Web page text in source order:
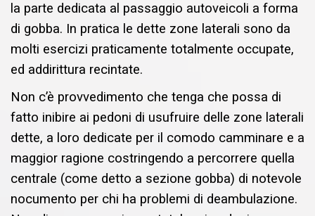
la parte dedicata al passaggio autoveicoli a forma
di gobba. In pratica le dette zone laterali sono da
molti esercizi praticamente totalmente occupate,
ed addirittura recintate.
Non c’è provvedimento che tenga che possa di
fatto inibire ai pedoni di usufruire delle zone laterali
dette, a loro dedicate per il comodo camminare e a
maggior ragione costringendo a percorrere quella
centrale (come detto a sezione gobba) di notevole
nocumento per chi ha problemi di deambulazione.